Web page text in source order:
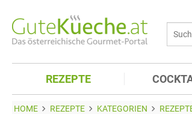
REZEPTE
HOME REZEPTE KATEGORIEN